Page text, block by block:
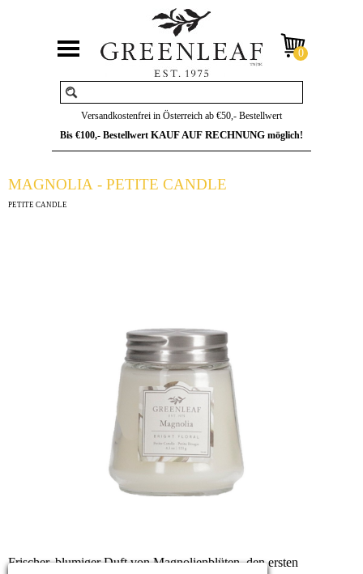
Versandkostenfrei in Österreich ab €50,- Bestellwert
Bis €100,- Bestellwert KAUF AUF RECHNUNG möglich!
MAGNOLIA - PETITE CANDLE
PETITE CANDLE
Frischer, blumiger Duft von Magnolienblüten, den ersten